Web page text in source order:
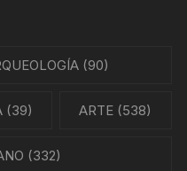
(90)
(39) ARTE (538)
(332)